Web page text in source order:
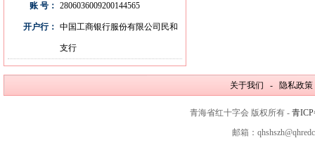
账 号： 2806036009200144565
开户行： 中国工商银行服份有限公司民和
支行
关于我们 - 隐私政
青海省红十字会 版权所有 - 青ICP
邮箱：